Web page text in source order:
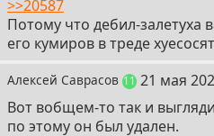
>>20587
Потому что дебил-залетуха
его кумиров в треде
Алексей Саврасов 11постов
32
21 мая
Вот вобщем-то так и
по этому он был удален.